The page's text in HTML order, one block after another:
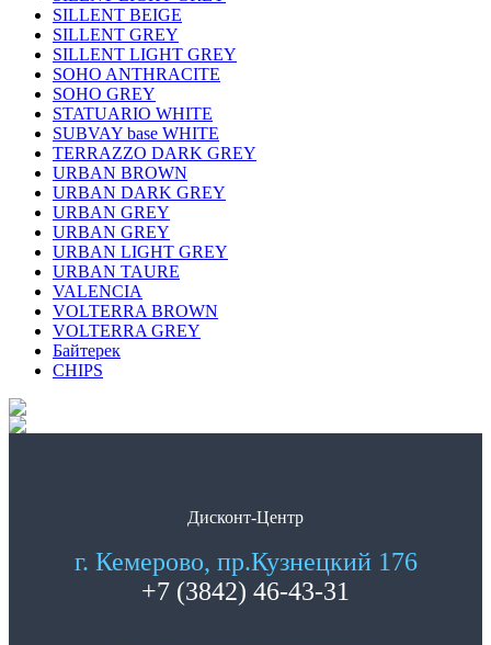
SILLENT BEIGE
SILLENT GREY
SILLENT LIGHT GREY
SOHO ANTHRACITE
SOHO GREY
STATUARIO WHITE
SUBVAY base WHITE
TERRAZZO DARK GREY
URBAN BROWN
URBAN DARK GREY
URBAN GREY
URBAN GREY
URBAN LIGHT GREY
URBAN TAURE
VALENCIA
VOLTERRA BROWN
VOLTERRA GREY
Байтерек
СHIPS
Дисконт-Центр
г. Кемерово, пр.Кузнецкий 176
+7 (3842) 46-43-31